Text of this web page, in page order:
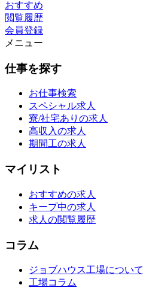
おすすめ
閲覧履歴
会員登録
メニュー
仕事を探す
お仕事検索
スペシャル求人
寮/社宅ありの求人
高収入の求人
期間工の求人
マイリスト
おすすめの求人
キープ中の求人
求人の閲覧履歴
コラム
ジョブハウス工場について
工場コラム